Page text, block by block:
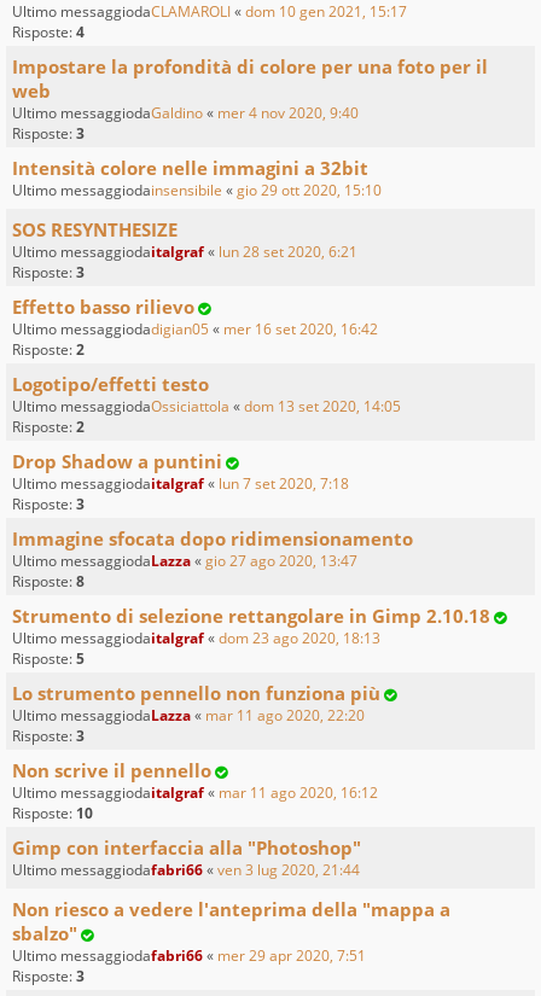
Ultimo messaggiodaCLAMAROLI«dom 10 gen 2021, 15:17
Risposte:4
Impostare la profondità di colore per una foto per il
web
Ultimo messaggiodaGaldino« mer 4 nov 2020, 9:40
Risposte:3
Intensità colore nelle immagini a 32bit
Ultimo messaggiodainsensibile «gio 29 ott 2020, 15:10
SOS RESYNTHESIZE
Ultimo messaggiodaitalgraf« lun 28 set 2020, 6:21
Risposte:3
Effetto basso rilievo
Ultimo messaggiodadigian05 « mer 16 set 2020, 16:42
Risposte:2
Logotipo/effetti testo
Ultimo messaggiodaOssiciattola «dom 13 set 2020, 14:05
Risposte:2
Drop Shadow a puntini
Ultimo messaggiodaitalgraf« lun 7 set 2020, 7:18
Risposte:3
Immagine sfocata dopo ridimensionamento
Ultimo messaggiodaLazza«gio 27 ago 2020, 13:47
Risposte:8
Strumento di selezione rettangolare in Gimp 2.10.18
Ultimo messaggiodaitalgraf«dom 23 ago 2020, 18:13
Risposte:5
Lo strumento pennello non funziona più
Ultimo messaggiodaLazza« mar 11 ago 2020, 22:20
Risposte:3
Non scrive il pennello
Ultimo messaggiodaitalgraf« mar 11 ago 2020, 16:12
Risposte: 10
Gimp con interfaccia alla "Photoshop"
Ultimo messaggiodafabri66«ven 3 lug 2020, 21:44
Non riesco a vedere l'anteprima della "mappa a
sbalzo"
Ultimo messaggiodafabri66« mer 29 apr 2020, 7:51
Risposte:3